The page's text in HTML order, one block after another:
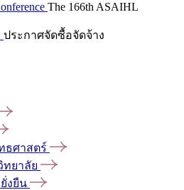
The 166th ASAIHL
ประกาศจัดซื้อจัดจ้าง
ธศาสตร์
ยาลัย
งยืน